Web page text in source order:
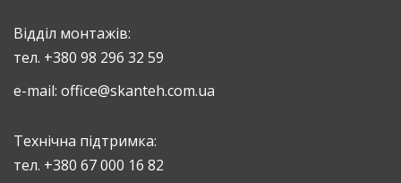
Відділ монтажів:
тел. +380 98 296 32 59
е-mail: office@skanteh.com.ua
Технічна підтримка:
тел. +380 67 000 16 82